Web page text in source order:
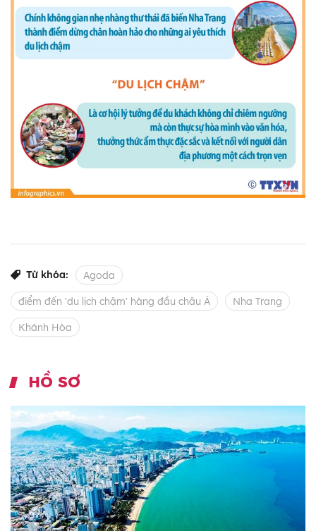
Từ khóa: Agoda
điểm đến 'du lịch chậm' hàng đầu châu Á Nha Trang
Khánh Hòa
HỒ SƠ